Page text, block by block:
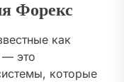
Форекс
как
— это
которые